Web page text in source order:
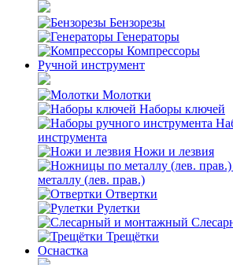
Бензорезы
Генераторы
Компрессоры
Ручной инструмент
Молотки
Наборы ключей
инструмента
Ножи и лезвия
металлу (лев. прав.)
Отвертки
Рулетки
Трещётки
Оснастка